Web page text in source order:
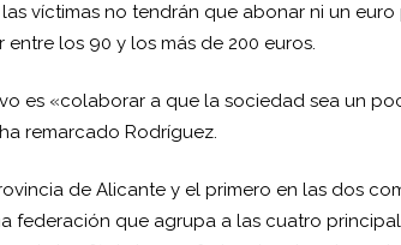
víctimas no tendrán que abonar ni un euro
los 90 y los más de 200 euros.
es «colaborar a que la sociedad sea un
remarcado Rodríguez.
de Alicante y el primero en las dos
federación que agrupa a las cuatro